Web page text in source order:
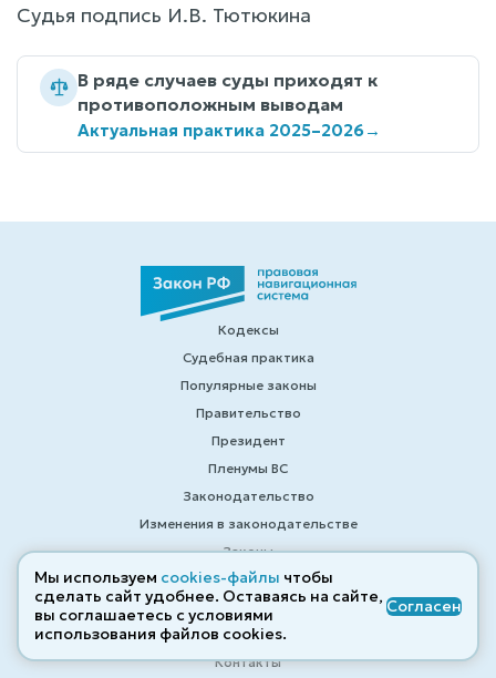
Судья подпись И.В. Тютюкина
В ряде случаев суды приходят к
противоположным выводам
Актуальная практика 2025–2026→
Кодексы
Судебная практика
Популярные законы
Правительство
Президент
Пленумы ВС
Законодательство
Изменения в законодательстве
Законы
Калькуляторы
Справочные материалы
Образцы договоров
Контакты
Мы используем cookies-файлы чтобы
сделать сайт удобнее. Оставаясь на сайте,
вы соглашаетесь с условиями
использования файлов cооkies.
Согласен